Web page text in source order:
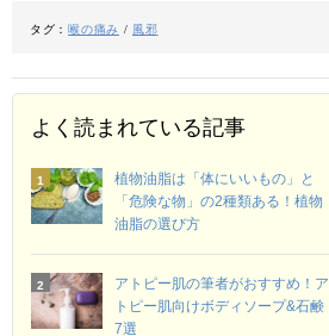
タグ：喉の痛み / 風邪
よく読まれている記事
植物油脂は「体にいいもの」と
「危険な物」の2種類ある！植物
油脂の選び方
アトピー肌の筆者がおすすめ！ア
トピー肌向けボディソープ&石鹸
7選